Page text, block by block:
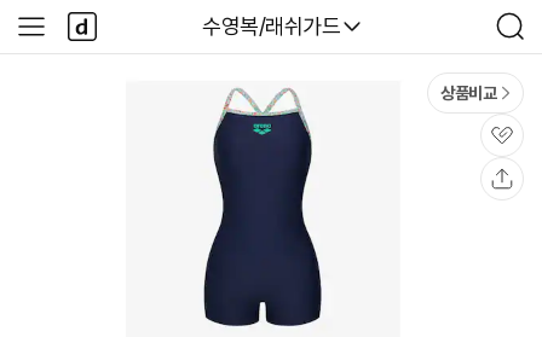
다나와
수영복/래쉬가드
검
색
사
이
다
나
와
상품비교
관
심